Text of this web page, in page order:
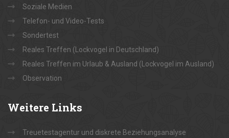
Soziale Medien
Telefon- und Video-Tests
Sondertest
Reales Treffen (Lockvogel in Deutschland)
Reales Treffen im Urlaub & Ausland (Lockvogel im Ausland)
Observation
Weitere Links
Treuetestagentur und diskrete Beziehungsanalyse